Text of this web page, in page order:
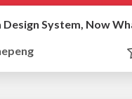
Design System, Now